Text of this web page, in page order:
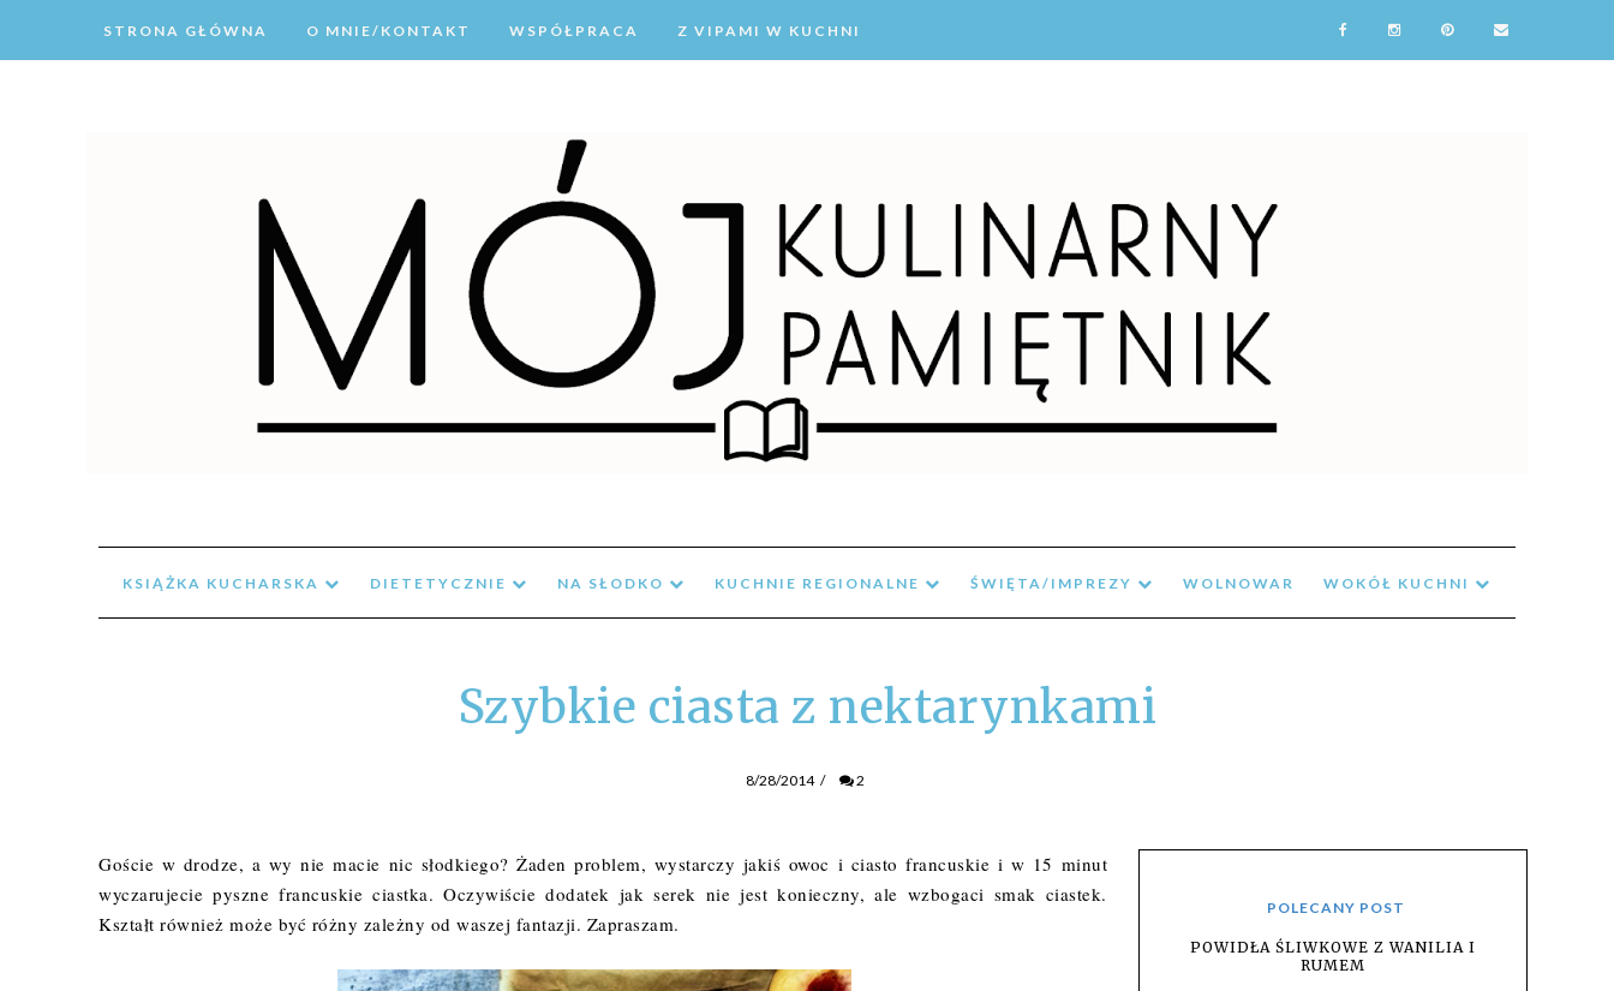
STRONA GŁÓWNA O MNIE/KONTAKT WSPÓŁPRACA Z VIPAMI W KUCHNI
KSIĄŻKA KUCHARSKA DIETETYCZNIE NA SŁODKO KUCHNIE REGIONALNE ŚWIĘTA/IMPREZY WOLNOWAR WOKÓŁ KUCHNI
Szybkie ciasta z nektarynkami
8/28/2014 / 2
Goście w drodze, a wy nie macie nic słodkiego? Żaden problem, wystarczy jakiś owoc i ciasto francuskie i w 15 minut
wyczarujecie pyszne francuskie ciastka. Oczywiście dodatek jak serek nie jest konieczny, ale wzbogaci smak ciastek.
Kształt również może być różny zależny od waszej fantazji. Zapraszam.
POLECANY POST
POWIDŁA ŚLIWKOWE Z WANILIA I
RUMEM